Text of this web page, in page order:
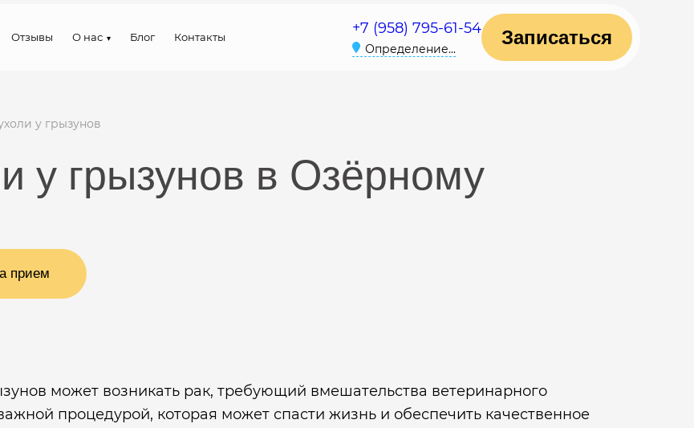
Отзывы О нас Блог Контакты
+7 (958) 795-61-54
Определение...
Записаться
у грызунов
у грызунов в Озёрному
прием
может возникать рак, требующий вмешательства ветеринарного
процедурой, которая может спасти жизнь и обеспечить качественное